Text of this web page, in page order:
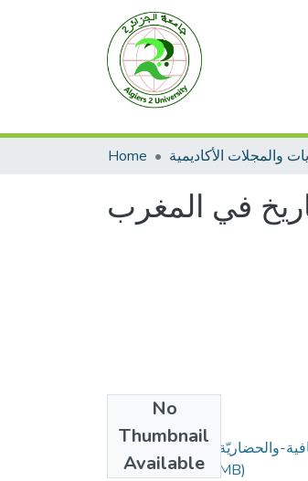
Home والمجلات الأكاديمية
في المغرب
No
Thumbnail
Available
والحضاريّة-لفجر-التّاريخ-في-
المغرب.pdf(1.25 MB)